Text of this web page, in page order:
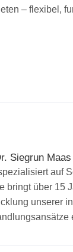
– flexibel,
Siegrun Maas
auf
bringt über 15
unserer